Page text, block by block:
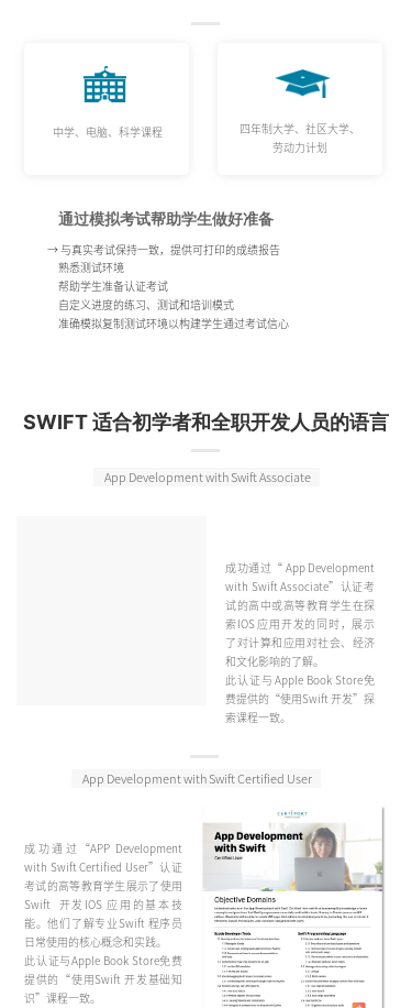
中学、 电脑、 科学课程
四年制大学、社区大学、
劳动力计划
通过模拟考试帮助学生做好准备
→ 与真实考试保持一致，提供可打印的成绩报告
熟悉测试环境
帮助学生准备认证考试
自定义进度的练习、测试和培训模式
准确模拟复制测试环境以构建学生通过考试信心
成功通过“ App Development
with Swift Associate”认证考
试的高中或高等教育学生在探
索IOS 应用开发的同时，展示
了对计算和应用对社会、经济
和文化影响的了解。
此认证与Apple Book Store免
费提供的“使用Swift 开发”探
索课程一致。
SWIFT 适合初学者和全职开发人员的语言
App Development with Swift Associate
成功通过“APP Development
with Swift Certified User”认证
考试的高等教育学生展示了使用
Swift 开发IOS 应用的基本技
能。他们了解专业Swift 程序员
日常使用的核心概念和实践。
此认证与Apple Book Store免费
提供的“使用Swift 开发基础知
识”课程一致。
App Development with Swift Certified User